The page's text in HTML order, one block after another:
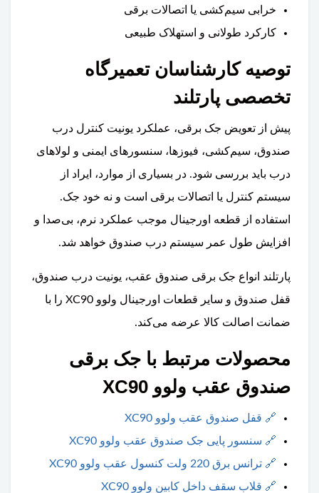
خرابی سیم‌کشی یا اتصالات برقی
کارکرد طولانی و استهلاک طبیعی
توصیه کارشناسان تعمیرگاه
تخصصی پارتلند
پیش از تعویض جک برقی، عملکرد یونیت کنترل درب
صندوق، سیم‌کشی، فیوزها، سنسورهای ایمنی و لولاهای
درب باید بررسی شود. در بسیاری از موارد، ایراد از
سیستم کنترل یا اتصالات برقی است و نه خود جک.
استفاده از قطعه اورجینال موجب عملکرد نرم، بی‌صدا و
افزایش طول عمر سیستم درب صندوق خواهد شد.
پارتلند انواع جک برقی صندوق عقب، یونیت درب صندوق،
قفل صندوق و سایر قطعات اورجینال ولوو XC90 را با
ضمانت اصالت کالا عرضه می‌کند.
محصولات مرتبط با جک برقی
صندوق عقب ولوو XC90
🔗 قفل صندوق عقب ولوو XC90
🔗 سنسور پایی جک صندوق عقب ولوو XC90
🔗 ترانس برق 220 ولت کنسول عقب ولوو XC90
🔗 قلاب سقف داخل کابین ولوو XC90